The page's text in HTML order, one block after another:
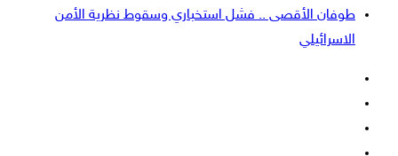
طوفان الأقصى .. فشل استخباري وسقوط نظرية الأمن
الاسرائيلي